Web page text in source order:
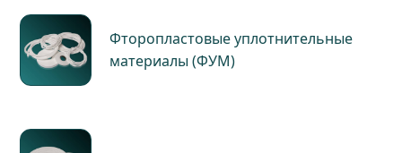
Фторопластовые уплотнительные
материалы (ФУМ)